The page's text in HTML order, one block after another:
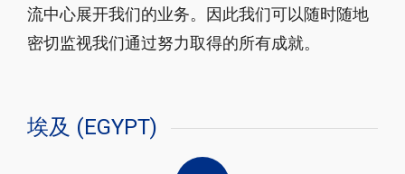
流中心展开我们的业务。因此我们可以随时随地
密切监视我们通过努力取得的所有成就。
埃及 (EGYPT)